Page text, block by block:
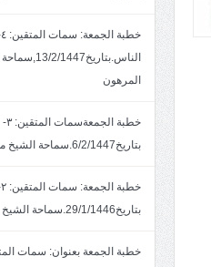
المرهون
بتاريخ6/2/1447.سماحة الشيخ مصطفى المرهون
بتاريخ29/1/1446.سماحة الشيخ مصطفى المرهون